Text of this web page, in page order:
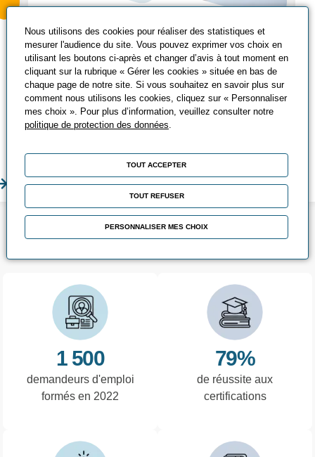
En savoir plus
Financer sa formation
Découvrez les aides financières dont vous
pouvez bénéficier et les modes de
financement disponibles.
1 500
demandeurs d'emploi
formés en 2022
79%
de réussite aux
certifications
Nous utilisons des cookies pour réaliser des statistiques et
mesurer l'audience du site. Vous pouvez exprimer vos choix en
utilisant les boutons ci-après et changer d’avis à tout moment en
cliquant sur la rubrique « Gérer les cookies » située en bas de
chaque page de notre site. Si vous souhaitez en savoir plus sur
comment nous utilisons les cookies, cliquez sur « Personnaliser
mes choix ». Pour plus d’information, veuillez consulter notre
politique de protection des données.
TOUT ACCEPTER
TOUT REFUSER
PERSONNALISER MES CHOIX